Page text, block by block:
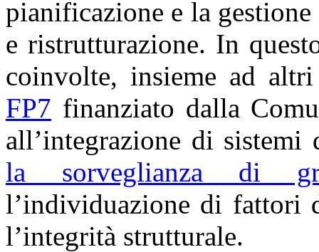
pianificazione e la
e ristrutturazione. In
coinvolte, insieme ad
FP7 finanziato dalla
all’integrazione di
la sorveglianza di
l’individuazione di fattori
l’integrità strutturale.